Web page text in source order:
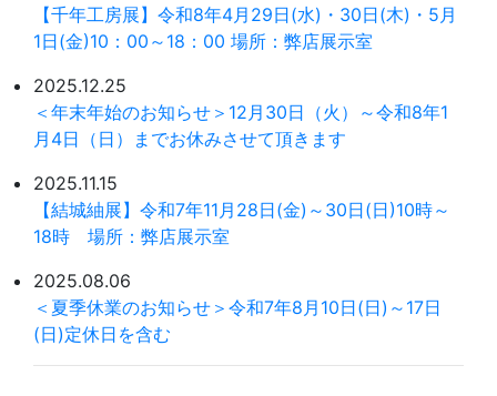
【千年工房展】令和8年4月29日(水)・30日(木)・5月
1日(金)10：00～18：00 場所：弊店展示室
2025.12.25
＜年末年始のお知らせ＞12月30日（火）～令和8年1
月4日（日）までお休みさせて頂きます
2025.11.15
【結城紬展】令和7年11月28日(金)～30日(日)10時～
18時 場所：弊店展示室
2025.08.06
＜夏季休業のお知らせ＞令和7年8月10日(日)～17日
(日)定休日を含む